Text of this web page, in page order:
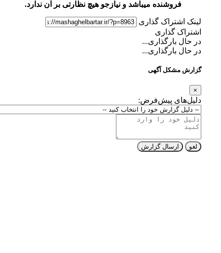
فروشنده میباشد و نیازجو هیچ نظارتی بر آن ندارد.
لینک اشتراک گذاری
اشتراک گذاری
در حال بارگذاری...
در حال بارگذاری...
گزارش مشکل آگهی
دلیل‌های پیش‌فرض:
ارسال گزارش